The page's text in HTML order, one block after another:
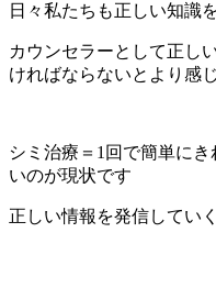
日々私たちも正しい知識
カウンセラーとして正し
ければならないとより感
シミ治療＝1回で簡単に
いのが現状です
正しい情報を発信してい